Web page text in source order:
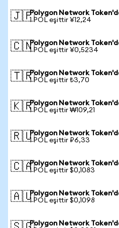
🇯🇵Polygon Network
1 POL eşittir ¥12,24
🇨🇳Polygon Network
1 POL eşittir ¥0,5234
🇹🇷Polygon Network
1 POL eşittir ₺3,70
🇰🇷Polygon Network
1 POL eşittir ₩109,21
🇷🇺Polygon Network
1 POL eşittir ₽6,33
🇨🇦Polygon Network
1 POL eşittir $0,1083
🇦🇺Polygon Network
1 POL eşittir $0,1098
Polygon Network